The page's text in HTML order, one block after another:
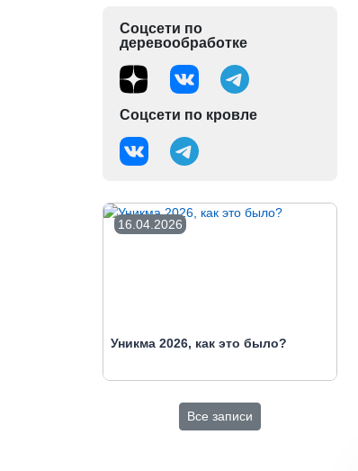
Соцсети по
деревообработке
Соцсети по кровле
16.04.2026
Уникма 2026, как это было?
Все записи